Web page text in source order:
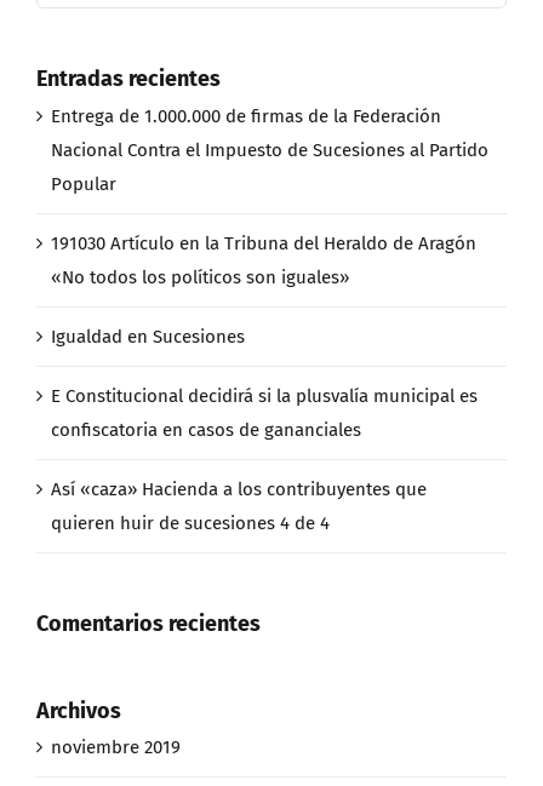
Entradas recientes
Entrega de 1.000.000 de firmas de la Federación
Nacional Contra el Impuesto de Sucesiones al Partido
Popular
191030 Artículo en la Tribuna del Heraldo de Aragón
«No todos los políticos son iguales»
Igualdad en Sucesiones
E Constitucional decidirá si la plusvalía municipal es
confiscatoria en casos de gananciales
Así «caza» Hacienda a los contribuyentes que
quieren huir de sucesiones 4 de 4
Comentarios recientes
Archivos
noviembre 2019